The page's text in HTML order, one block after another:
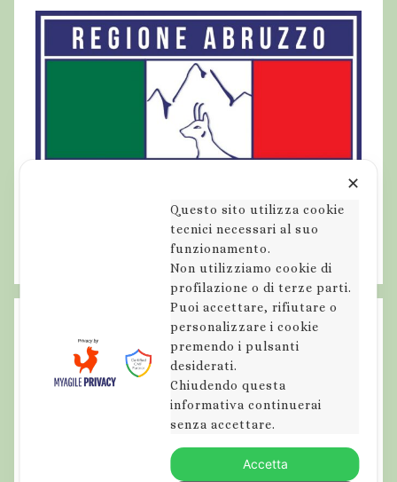
✕
Questo sito utilizza cookie
tecnici necessari al suo
funzionamento.
Non utilizziamo cookie di
profilazione o di terze parti.
Puoi accettare, rifiutare o
personalizzare i cookie
premendo i pulsanti
desiderati.
Chiudendo questa
informativa continuerai
senza accettare.
Accetta